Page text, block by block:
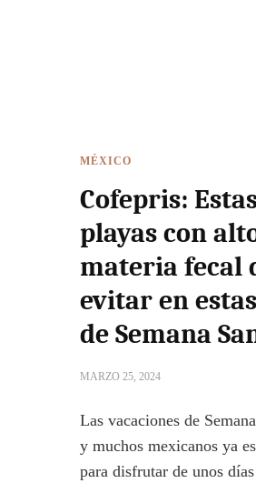
MÉXICO
Cofepris:
playas con
materia fecal
evitar en
de Semana
MARZO 25, 2024
Las vacaciones de
y muchos mexicanos ya
para disfrutar de unos